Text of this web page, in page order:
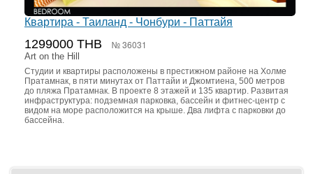
Квартира - Таиланд - Чонбури - Паттайя
1299000 THB № 36031
Art on the Hill
Студии и квартиры расположены в престижном районе на Холме
Пратамнак, в пяти минутах от Паттайи и Джомтиена, 500 метров
до пляжа Пратамнак. В проекте 8 этажей и 135 квартир. Развитая
инфраструктура: подземная парковка, бассейн и фитнес-центр с
видом на море расположится на крыше. Два лифта с парковки до
бассейна.